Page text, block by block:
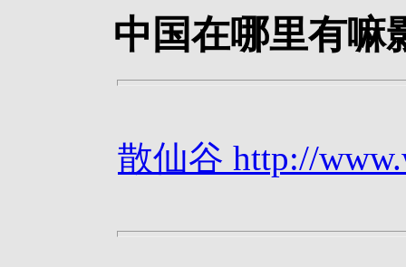
中国在哪里有嘛
散仙谷 http://